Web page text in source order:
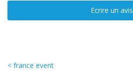
Ecrire un avis
< france event